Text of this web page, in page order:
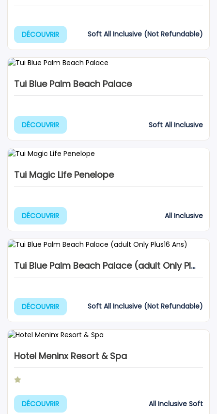
DÉCOUVRIR Soft All Inclusive (Not Refundable)
Tui Blue Palm Beach Palace
DÉCOUVRIR Soft All Inclusive
Tui Magic Life Penelope
DÉCOUVRIR All Inclusive
Tui Blue Palm Beach Palace (adult Only Plus16 Ans)
DÉCOUVRIR Soft All Inclusive (Not Refundable)
Hotel Meninx Resort & Spa
DÉCOUVRIR All Inclusive Soft